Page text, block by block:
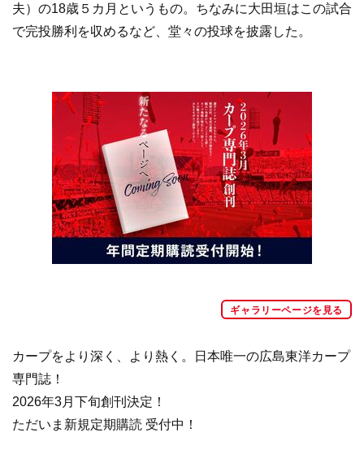
夫）の18歳５カ月というもの。ちなみに大田垣はこの試合
で完投勝利を収めるなど、堂々の投球を披露した。
ギャラリーページを見る
カープをより深く、より熱く。日本唯一の広島東洋カープ
専門誌！
2026年3月下旬創刊決定！
ただいま新規定期購読 受付中！